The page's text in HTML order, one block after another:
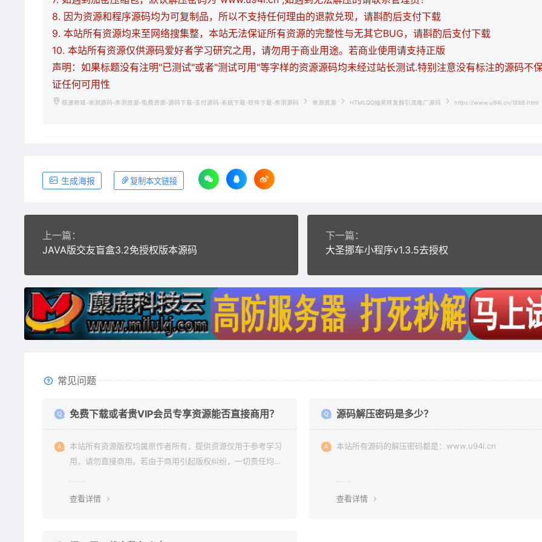
8. 因为资源和程序源码均为可复制品，所以不支持任何理由的退款兑现，请斟酌后支付下载
9. 本站所有资源均来至网络搜集整，本站无法保证所有资源的完整性与无其它BUG，请斟酌后支付下载
10. 本站所有资源仅供源码爱好者学习研究之用，请勿用于商业用途。若商业使用请支持正版
声明：如果标题没有注明"已测试"或者"测试可用"等字样的资源源码均未经过站长测试.特别注意没有标注的源码不
证任何可用性
极速商城-亲测源码-亲测资源-免费资源-源码下载-支付源码-系统下载-软件下载-亲测源码 亲测资源 HTMLQQ抽奖转发群引流推广源码 https://www.u94i.cn/1888.html
生成海报 复制本文链接
上一篇：
JAVA版交友盲盒3.2免授权版本源码
下一篇：
大圣挪车小程序v1.3.5去授权
常见问题
免费下载或者贵VIP会员专享资源能否直接商用？
本站所有资源版权均属原作者所有，提供资源仅用于参考学习
用，请勿直接商用。若由于商用引起版权纠纷，一切责任均由
查看详情
源码解压密码是多少？
本站所有源码的解压密码都是：www.u94i.cn
查看详情